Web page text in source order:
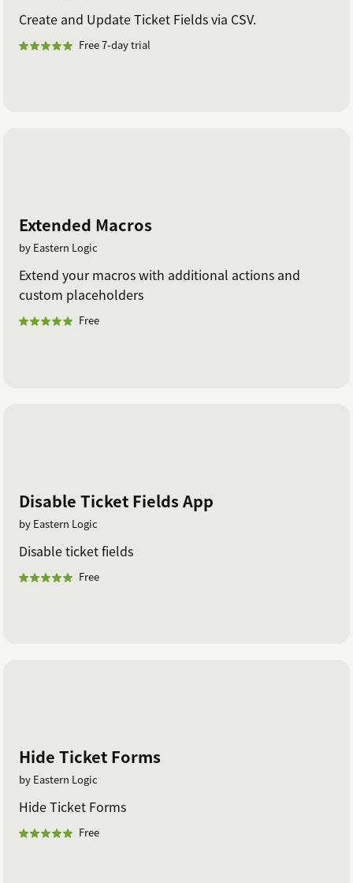
Create and Update Ticket Fields via CSV.
Free 7-day trial
Extended Macros
by Eastern Logic
Extend your macros with additional actions and
custom placeholders
Free
Disable Ticket Fields App
by Eastern Logic
Disable ticket fields
Free
Hide Ticket Forms
by Eastern Logic
Hide Ticket Forms
Free